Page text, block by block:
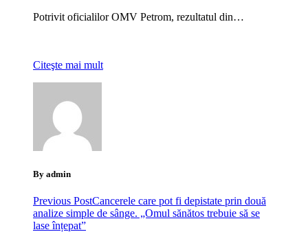
Potrivit oficialilor OMV Petrom, rezultatul din…
Citeşte mai mult
By admin
Previous PostCancerele care pot fi depistate prin două
analize simple de sânge. „Omul sănătos trebuie să se
lase înțepat”